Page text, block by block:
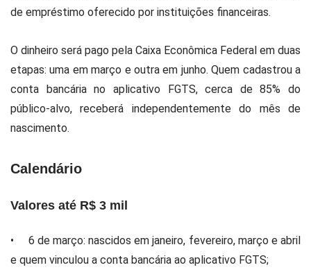
de empréstimo oferecido por instituições financeiras.
O dinheiro será pago pela Caixa Econômica Federal em duas
etapas: uma em março e outra em junho. Quem cadastrou a
conta bancária no aplicativo FGTS, cerca de 85% do
público-alvo, receberá independentemente do mês de
nascimento.
Calendário
Valores até R$ 3 mil
• 6 de março: nascidos em janeiro, fevereiro, março e abril
e quem vinculou a conta bancária ao aplicativo FGTS;